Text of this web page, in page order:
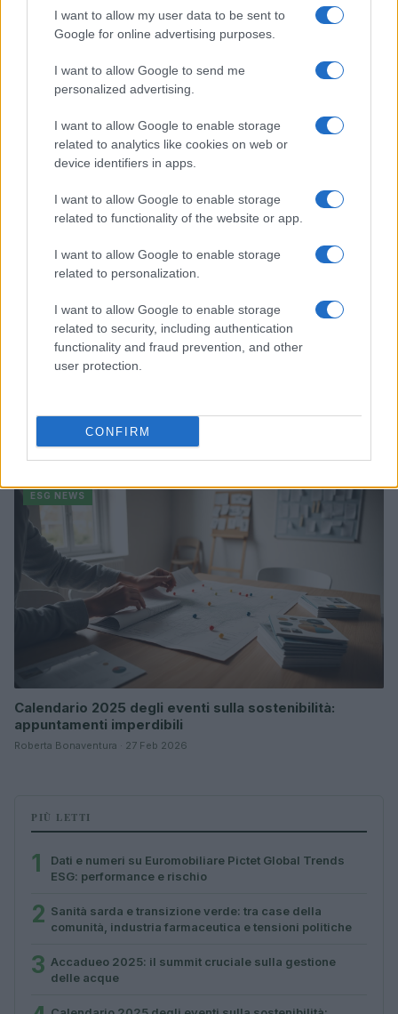
I want to allow my user data to be sent to
Google for online advertising purposes.
I want to allow Google to send me
personalized advertising.
I want to allow Google to enable storage
related to analytics like cookies on web or
device identifiers in apps.
I want to allow Google to enable storage
related to functionality of the website or app.
I want to allow Google to enable storage
related to personalization.
I want to allow Google to enable storage
related to security, including authentication
functionality and fraud prevention, and other
user protection.
CONFIRM
Sanità sarda e transizione verde: tra case della
comunità, industria farmaceutica e tensioni politiche
Ilaria Galli · 15 Giu 2026
ESG NEWS
Dati e numeri su Euromobiliare Pictet Global Trends
ESG: performance e rischio
ESG NEWS
Calendario 2025 degli eventi sulla sostenibilità:
appuntamenti imperdibili
Roberta Bonaventura · 27 Feb 2026
PIÙ LETTI
1
Dati e numeri su Euromobiliare Pictet Global Trends
ESG: performance e rischio
2 Sanità sarda e transizione verde: tra case della
comunità, industria farmaceutica e tensioni politiche
3 Accadueo 2025: il summit cruciale sulla gestione
delle acque